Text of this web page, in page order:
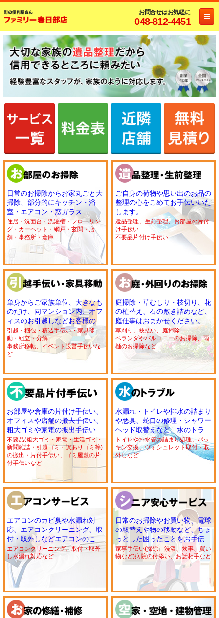
お問合せはお気軽に
048-812-4451
日常のお掃除からお家丸ごと大
掃除、部分的にキッチン・浴
室・エアコン・窓ガラス
ベランダ・換気扇など、また引
越前後のお掃除まで、お客様の
ご要望に合わせた幅広いプロの
ハウスクリーニングをご提供い
たします。
住居・洗面台・洗濯槽・フローリン
グ・カーペット・網戸・玄関・店
舗・事務所・倉庫
ご自身の荷物や思い出のお品の
整理の心をこめてお手伝いいた
します。
ご家族からのご依頼もOK！お
部屋のお掃除や不要品の片付け
手伝いも承ります。
遺品整理、生前整理、お部屋の片付
け手伝い
不要品片付け手伝い
単身からご家族単位、大きなも
のだけ、同マンション内、オフ
ィスのお引越しなどお客様のご
要望に合わせ対応いたします。
また、家具の移動、お部屋の模
様替え、通販家具の組立て・分
解などもお任せください。
引越・梱包・積込手伝い・家具移
動・組立・分解
事務所移転、イベント設営手伝いな
ど
庭掃除・草むしり・枝切り、花
の植替え、石の敷き詰めなど、
庭仕事はおまかせください。外
壁や雨樋など外回りのお掃除も
OK！空き地や駐車場のお掃除
や管理も承ります。
草刈り、枝払い、庭掃除
ベランダやバルコニーのお掃除、雨
樋のお掃除など
お部屋や倉庫の片付け手伝い、
オフィスや店舗の撤去手伝い、
粗大ゴミや家電の搬出手伝い、
ゴミの仕分手伝い、ゴミ屋敷、
訳ありゴミの片付けや搬出の手
伝いもOK!!故人のお部屋の片付
け手伝いも承ります。お気軽に
ご相談ください。
不要品(粗大ゴミ・家電・生活ゴミ・
新聞雑誌・引越ゴミ・訳ありゴミ等)
の搬出・片付手伝い、ゴミ屋敷の片
付手伝いなど
水漏れ・トイレや排水の詰まり
や悪臭、蛇口の修理・シャワー
ヘッド取替えなど、水のトラブ
ルなら何でもおまかせくださ
い。洗濯機の設置や浄水器、食
洗機、トイレのウォシュレット
トイレや排水管の詰まり処理、パッ
キン交換、ウォシュレット取付・取
外しなど
エアコンのカビ臭や水漏れ対
応、エアコンクリーニング、取
付・取外しなどエアコンのこと
はおまかせください。引越や買
い替えに伴う取付・取外しも承
ります。
エアコンクリーニング、取付・取外
し水漏れ対応など
日常のお掃除やお買い物、電球
の取替えや物の移動など、ちょ
っとした困ったことをお手伝い
するシニアサービス。遠く離れ
たご家族も安心の定期訪問や声
掛けサービスなども大好評！
家事手伝い(掃除、洗濯、炊事、買い
物など)病院の付添い、お話相手など